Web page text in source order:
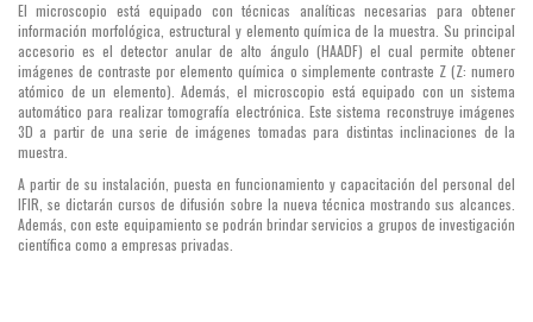
El microscopio está equipado con técnicas analíticas necesarias para obtener
información morfológica, estructural y elemento química de la muestra. Su principal
accesorio es el detector anular de alto ángulo (HAADF) el cual permite obtener
imágenes de contraste por elemento química o simplemente contraste Z (Z: numero
atómico de un elemento). Además, el microscopio está equipado con un sistema
automático para realizar tomografía electrónica. Este sistema reconstruye imágenes
3D a partir de una serie de imágenes tomadas para distintas inclinaciones de la
muestra.
A partir de su instalación, puesta en funcionamiento y capacitación del personal del
IFIR, se dictarán cursos de difusión sobre la nueva técnica mostrando sus alcances.
Además, con este equipamiento se podrán brindar servicios a grupos de investigación
científica como a empresas privadas.